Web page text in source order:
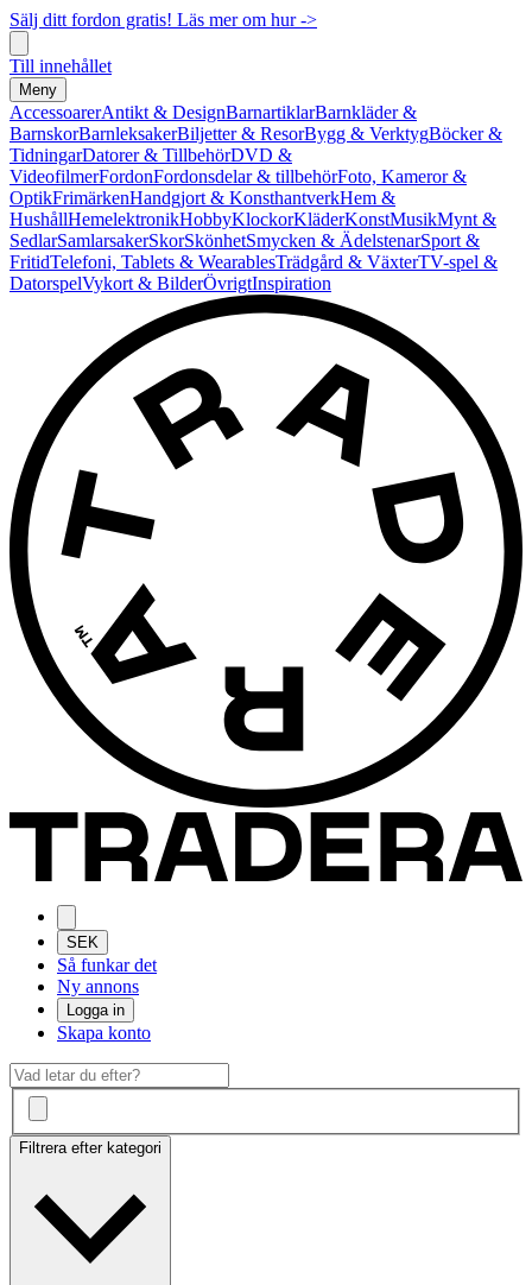
Sälj ditt fordon gratis! Läs mer om hur ->
Till innehållet
Meny
AccessoarerAntikt & DesignBarnartiklarBarnkläder &
BarnskorBarnleksakerBiljetter & ResorBygg & VerktygBöcker &
TidningarDatorer & TillbehörDVD &
VideofilmerFordonFordonsdelar & tillbehörFoto, Kameror &
OptikFrimärkenHandgjort & KonsthantverkHem &
HushållHemelektronikHobbyKlockorKläderKonstMusikMynt &
SedlarSamlarsakerSkorSkönhetSmycken & ÄdelstenarSport &
FritidTelefoni, Tablets & WearablesTrädgård & VäxterTV-spel &
DatorspelVykort & BilderÖvrigtInspiration
SEK
Så funkar det
Ny annons
Logga in
Skapa konto
Filtrera efter kategori